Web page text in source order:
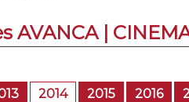
AVANCA |
2014 2015 2016